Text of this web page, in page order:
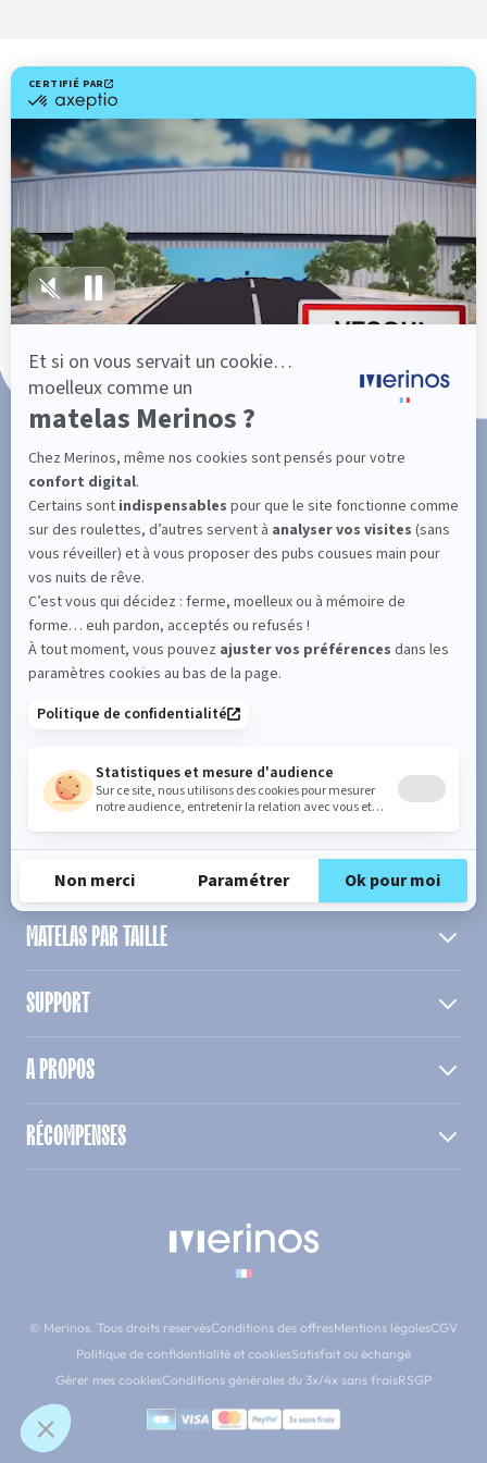
Livraison gratuite
Fabrication Française
101 nuits d'essai*
Paiement en 3x ou 4x sans frais
SUIVEZ L'ACTUALITÉ DE MERINOS !
Entrez votre adresse email
S'inscrire
En cochant cette case, vous confirmez avoir plus de 16 ans et
acceptez de recevoir notre Newsletter incluant des informations
concernant les offres, services, produits ou évènements de Bultex
conformément à
notre politique de protection des données personnelles.
PRODUIT
MATELAS PAR TAILLE
SUPPORT
A PROPOS
RÉCOMPENSES
© Merinos. Tous droits reservésConditions des offresMentions légalesCGV
Politique de confidentialité et cookiesSatisfait ou échangé
Gérer mes cookiesConditions générales du 3x/4x sans fraisRSGP